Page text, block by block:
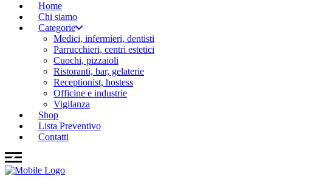
Home
Chi siamo
Categorie
Medici, infermieri, dentisti
Parrucchieri, centri estetici
Cuochi, pizzaioli
Ristoranti, bar, gelaterie
Receptionist, hostess
Officine e industrie
Vigilanza
Shop
Lista Preventivo
Contatti